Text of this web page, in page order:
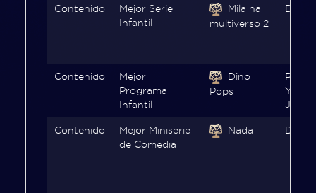
Contenido
Mejor Serie
Infantil
Mila na
multiverso 2
Contenido
Mejor
Programa
Infantil
Dino
Pops
Jr.)
Contenido
Mejor Miniserie
de Comedia
Nada